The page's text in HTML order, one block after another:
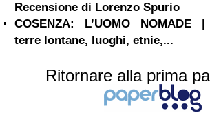
Recensione di Lorenzo Spurio
COSENZA: L’UOMO NOMADE
terre lontane, luoghi, etnie,...
Ritornare alla prima